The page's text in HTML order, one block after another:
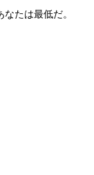
たは最低だ。